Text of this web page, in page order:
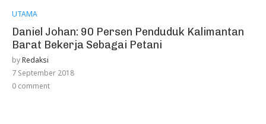
UTAMA
Daniel Johan: 90 Persen Penduduk Kalimantan
Barat Bekerja Sebagai Petani
byRedaksi
7 September 2018
0 comment